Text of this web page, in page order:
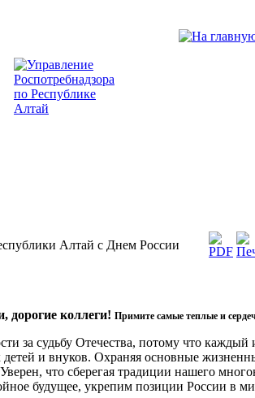
Алтай с Днем России
дорогие коллеги! Примите самые теплые и
за судьбу Отечества, потому что
и внуков. Охраняя основные
что сберегая традиции нашего
будущее, укрепим позиции России в